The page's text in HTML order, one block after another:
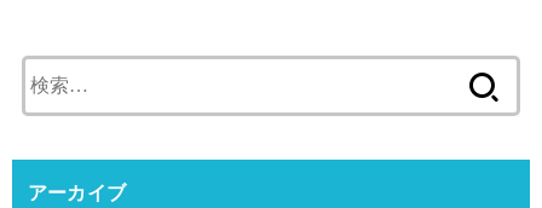
索:
アーカイブ